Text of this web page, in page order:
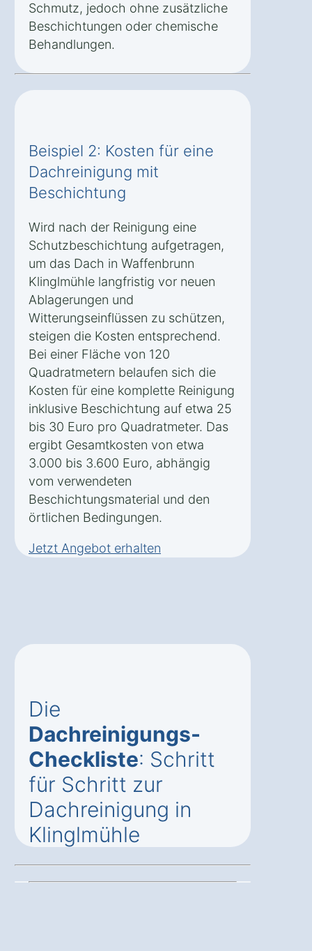
Schmutz, jedoch ohne zusätzliche
Beschichtungen oder chemische
Behandlungen.
Beispiel 2: Kosten für eine
Dachreinigung mit
Beschichtung
Wird nach der Reinigung eine
Schutzbeschichtung aufgetragen,
um das Dach in Waffenbrunn
Klinglmühle langfristig vor neuen
Ablagerungen und
Witterungseinflüssen zu schützen,
steigen die Kosten entsprechend.
Bei einer Fläche von 120
Quadratmetern belaufen sich die
Kosten für eine komplette Reinigung
inklusive Beschichtung auf etwa 25
bis 30 Euro pro Quadratmeter. Das
ergibt Gesamtkosten von etwa
3.000 bis 3.600 Euro, abhängig
vom verwendeten
Beschichtungsmaterial und den
örtlichen Bedingungen.
Jetzt Angebot erhalten
Die
Dachreinigungs-
Checkliste: Schritt
für Schritt zur
Dachreinigung in
Klinglmühle